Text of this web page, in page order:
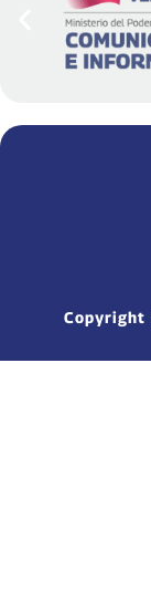
Copyright